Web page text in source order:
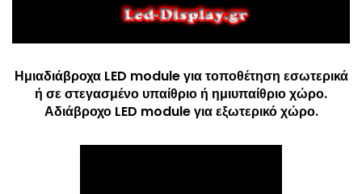
Ημιαδιάβροχα LED module για τοποθέτηση εσωτερικά
ή σε στεγασμένο υπαίθριο ή ημιυπαίθριο χώρο.
Αδιάβροχο LED module για εξωτερικό χώρο.